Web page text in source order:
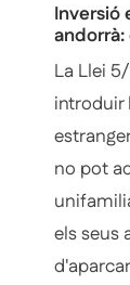
Inversió
La Llei
introduir
no pot
els seus